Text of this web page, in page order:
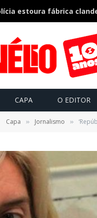
CAPA O EDITOR
Capa » Jornalismo »